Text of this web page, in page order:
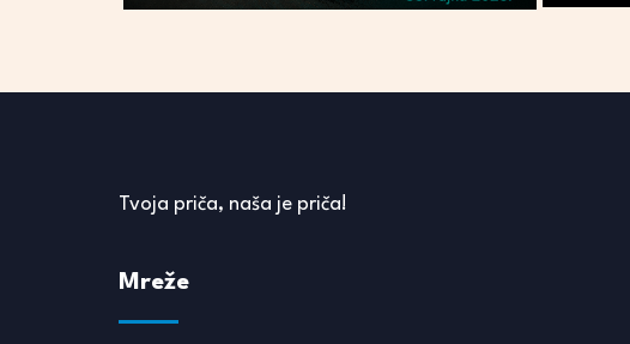
Tvoja priča, naša je priča!
Mreže